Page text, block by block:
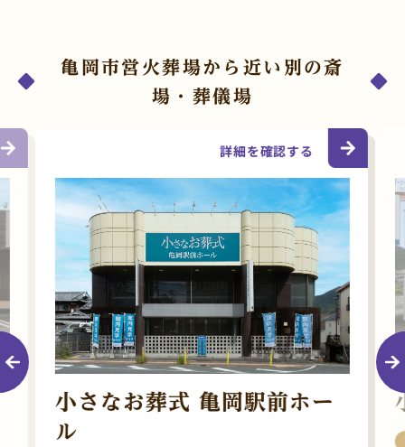
亀岡市営火葬場から近い別の斎
場・葬儀場
小さなお葬式 亀岡駅前ホー
ル
詳細を確認する